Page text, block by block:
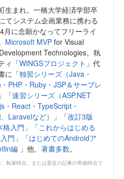
生まれ。一橋大学経済学部卒
てシステム企画業務に携わる
月に念願かなってフリーライ
Microsoft MVP for Visual
Technologies。執
ィ「WINGSプロジェクト 」代
に「独習シリーズ（Java・
PHP・Ruby・JSP＆サーブレ
」「速習シリーズ（ASP.NET
・React・TypeScript・
Laravelなど）
」「改訂3版
格入門 」「これからはじめる
門 」「はじめてのAndroidア
編 」他、 著書多数。
執筆時点、または直近の記事の寄稿時点で